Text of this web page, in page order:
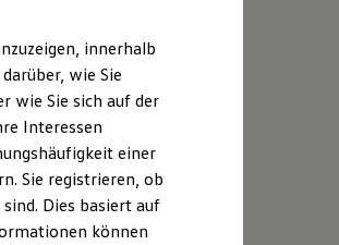
innerhalb
wie Sie
wie Sie sich auf der
Interessen
einer
Sie registrieren, ob
Dies basiert auf
können